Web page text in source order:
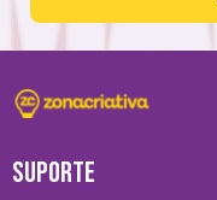
SUPORTE